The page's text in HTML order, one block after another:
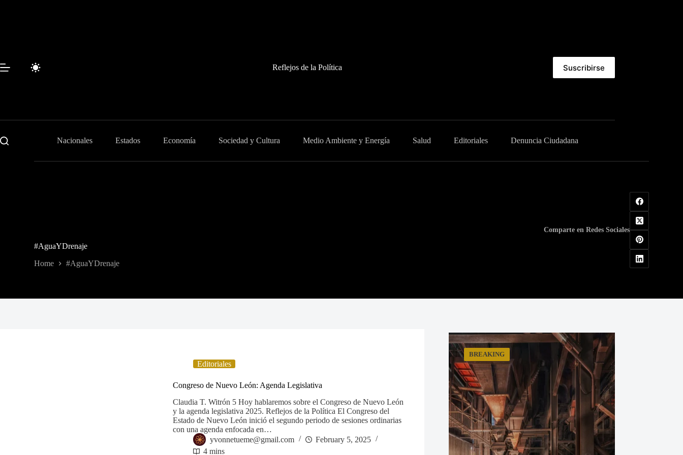
Reflejos de la Política Suscribirse
Nacionales Estados Economía Sociedad y Cultura Medio Ambiente y Energía Salud Editoriales Denuncia Ciudadana
#AguaYDrenaje
Home #AguaYDrenaje
Comparte en Redes Sociales
Editoriales
Congreso de Nuevo León: Agenda Legislativa
Claudia T. Witrón 5 Hoy hablaremos sobre el Congreso de Nuevo León
y la agenda legislativa 2025. Reflejos de la Política El Congreso del
Estado de Nuevo León inició el segundo periodo de sesiones ordinarias
con una agenda enfocada en…
yvonnetueme@gmail.com
February 5, 2025
4 mins
BREAKING